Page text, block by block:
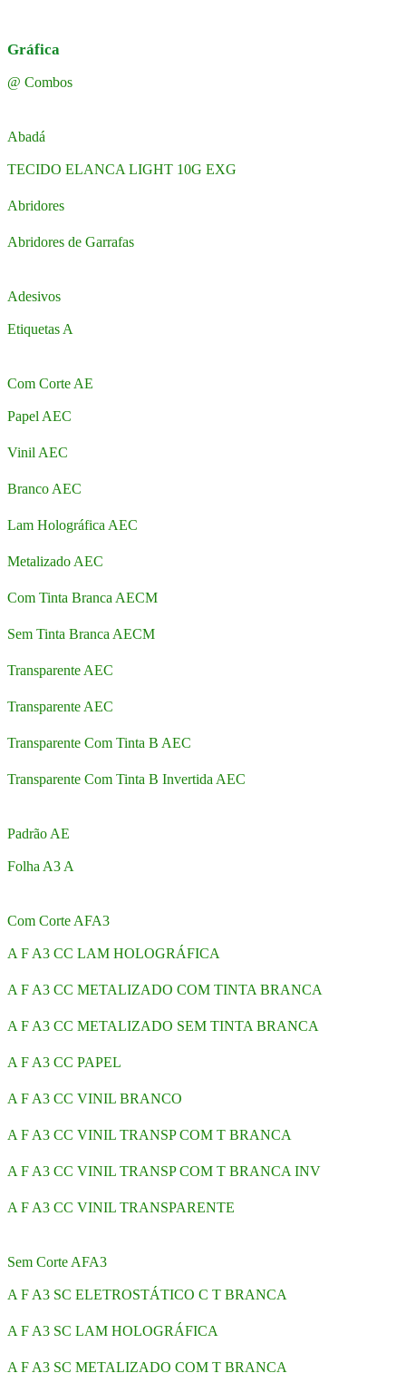
Gráfica
@ Combos
Abadá
TECIDO ELANCA LIGHT 10G EXG
Abridores
Abridores de Garrafas
Adesivos
Etiquetas A
Com Corte AE
Papel AEC
Vinil AEC
Branco AEC
Lam Holográfica AEC
Metalizado AEC
Com Tinta Branca AECM
Sem Tinta Branca AECM
Transparente AEC
Transparente AEC
Transparente Com Tinta B AEC
Transparente Com Tinta B Invertida AEC
Padrão AE
Folha A3 A
Com Corte AFA3
A F A3 CC LAM HOLOGRÁFICA
A F A3 CC METALIZADO COM TINTA BRANCA
A F A3 CC METALIZADO SEM TINTA BRANCA
A F A3 CC PAPEL
A F A3 CC VINIL BRANCO
A F A3 CC VINIL TRANSP COM T BRANCA
A F A3 CC VINIL TRANSP COM T BRANCA INV
A F A3 CC VINIL TRANSPARENTE
Sem Corte AFA3
A F A3 SC ELETROSTÁTICO C T BRANCA
A F A3 SC LAM HOLOGRÁFICA
A F A3 SC METALIZADO COM T BRANCA